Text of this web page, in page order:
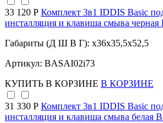
33 120 Р Комплект 3в1 IDDIS Basic
инсталляция и клавиша смыва
Габариты (Д Ш В Г): x36x35,5x52,5
Артикул: BASAI02i73
КУПИТЬ В КОРЗИНЕ В КОРЗИНЕ
31 330 Р Комплект 3в1 IDDIS Basic
инсталляция и клавиша смыва белая